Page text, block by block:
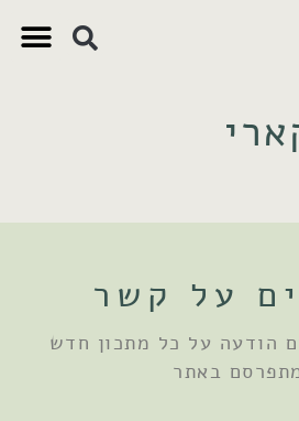
על קשר
הודעה על כל מתכון חדש
באתר